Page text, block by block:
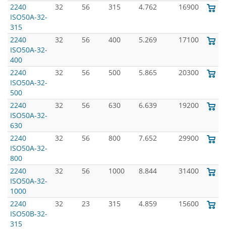
2240
ISO50A-32-
315
32 56 315 4.762 16900
2240
ISO50A-32-
400
32 56 400 5.269 17100
2240
ISO50A-32-
500
32 56 500 5.865 20300
2240
ISO50A-32-
630
32 56 630 6.639 19200
2240
ISO50A-32-
800
32 56 800 7.652 29900
2240
ISO50A-32-
1000
32 56 1000 8.844 31400
2240
ISO50B-32-
315
32 23 315 4.859 15600